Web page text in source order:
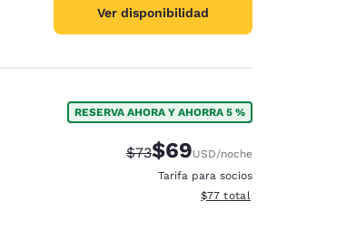
Ver disponibilidad
RESERVA AHORA Y AHORRA 5 %
Precio tachado:
$73Precio con descuento:
$69USD/noche
Tarifa para socios
Ver detalles del total
$77 total